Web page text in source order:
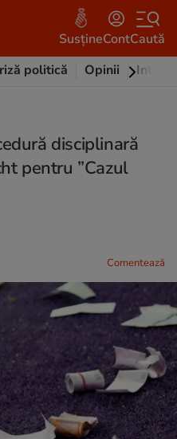
SusțineContCaută
politică Opinii
disciplinară
pentru ”Cazul
Comentează